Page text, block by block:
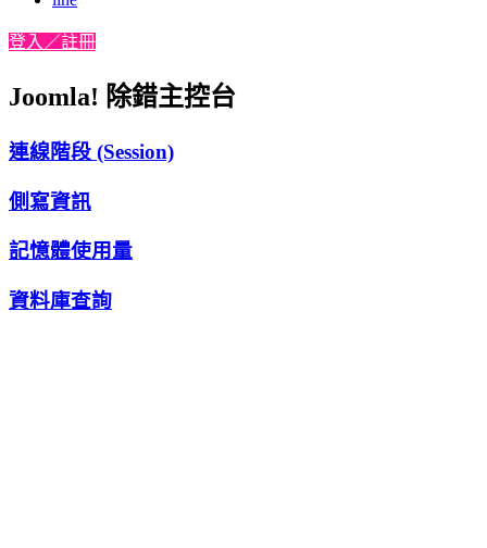
登入／註冊
Joomla! 除錯主控台
連線階段 (Session)
側寫資訊
記憶體使用量
資料庫查詢